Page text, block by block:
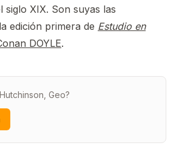
siglo XIX. Son suyas las
edición primera de Estudio en
DOYLE.
Geo?